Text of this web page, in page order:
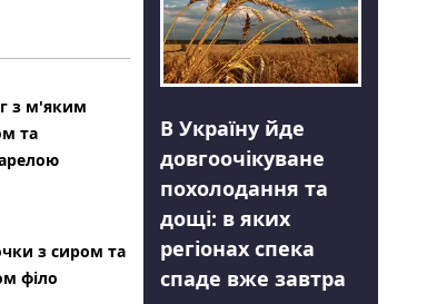
з м'яким
та
з сиром та
філо
В Україну йде
довгоочікуване
похолодання та
дощі: в яких
регіонах спека
спаде вже завтра